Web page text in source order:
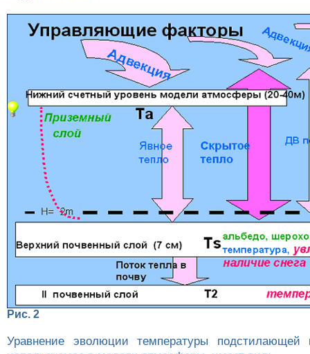
Рис. 2
Уравнение эволюции температуры подстилающей